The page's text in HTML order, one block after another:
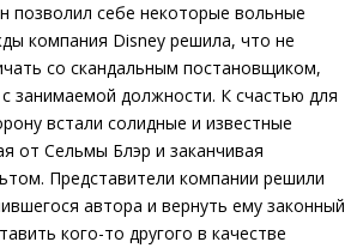
позволил себе некоторые вольные
компания Disney решила, что не
со скандальным постановщиком,
занимаемой должности. К счастью для
встали солидные и известные
от Сельмы Блэр и заканчивая
Представители компании решили
автора и вернуть ему законный
кого-то другого в качестве